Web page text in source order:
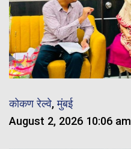
कोकण रेल्वे,मुंबई
August 2, 2026 10:06 am